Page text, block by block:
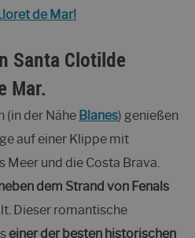
de Mar!
Santa Clotilde
Mar.
(in der Nähe Blanes) genießen
auf einer Klippe mit
Meer und die Costa Brava.
dem Strand von Fenals
Dieser romantische
einer der besten historischen